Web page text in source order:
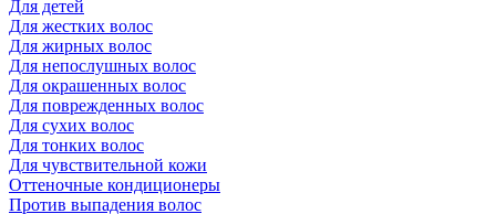
Для детей
Для жестких волос
Для жирных волос
Для непослушных волос
Для окрашенных волос
Для поврежденных волос
Для сухих волос
Для тонких волос
Для чувствительной кожи
Оттеночные кондиционеры
Против выпадения волос